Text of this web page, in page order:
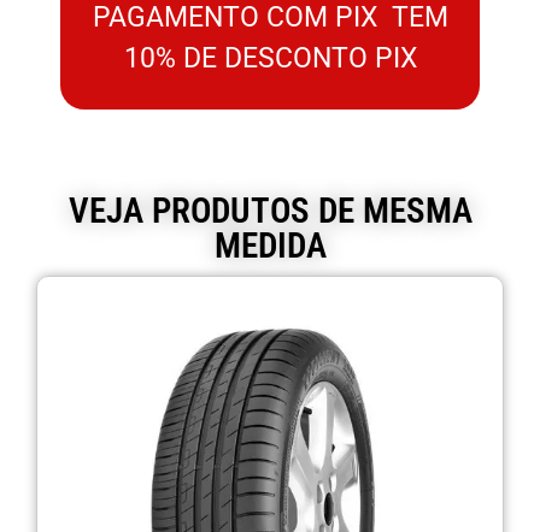
PAGAMENTO COM PIX TEM
10% DE DESCONTO PIX
VEJA PRODUTOS DE MESMA
MEDIDA